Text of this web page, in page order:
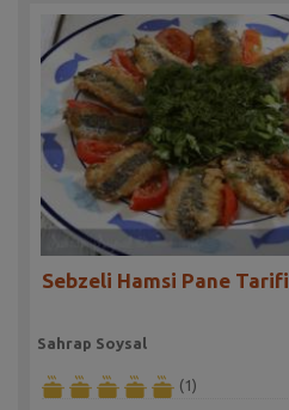
Sebzeli Hamsi Pane Tarifi
Sahrap Soysal
(1)